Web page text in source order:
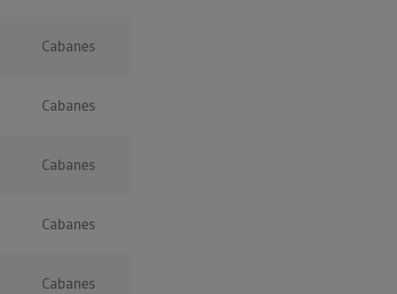
Cabanes
Cabanes
Cabanes
Cabanes
Cabanes